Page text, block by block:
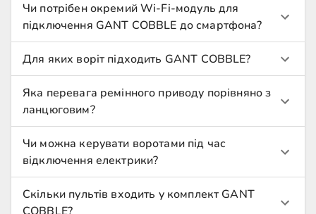
Чи потрібен окремий Wi-Fi-модуль для
підключення GANT COBBLE до смартфона?
Для яких воріт підходить GANT COBBLE?
Яка перевага ремінного приводу порівняно з
ланцюговим?
Чи можна керувати воротами під час
відключення електрики?
Скільки пультів входить у комплект GANT